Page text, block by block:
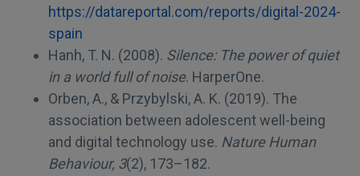
https://datareportal.com/reports/digital-2024-
spain
Hanh, T. N. (2008). Silence: The power of quiet
in a world full of noise. HarperOne.
Orben, A., & Przybylski, A. K. (2019). The
association between adolescent well-being
and digital technology use. Nature Human
Behaviour, 3(2), 173–182.